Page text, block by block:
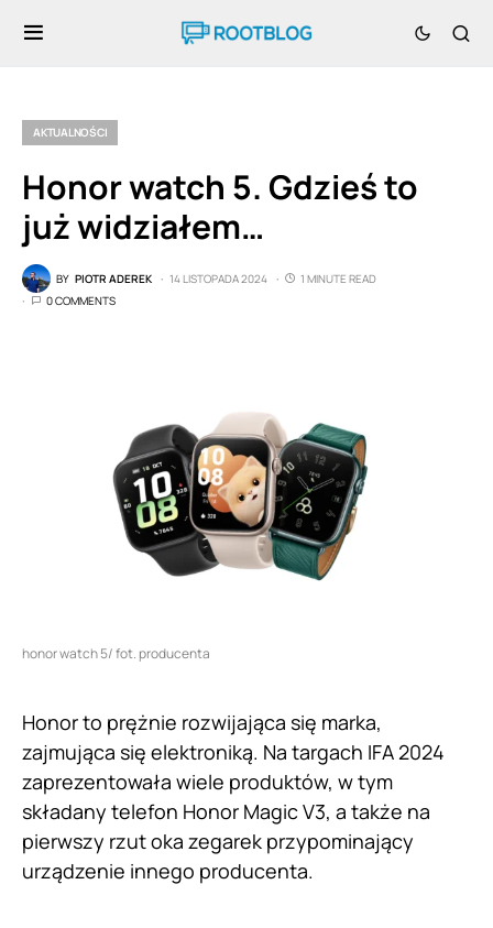
AKTUALNOŚCI
Honor watch 5. Gdzieś to
już widziałem…
BY PIOTR ADEREK 14 LISTOPADA 2024
1 MINUTE READ
0 COMMENTS
honor watch 5/ fot. producenta
Honor to prężnie rozwijająca się marka,
zajmująca się elektroniką. Na targach IFA 2024
zaprezentowała wiele produktów, w tym
składany telefon Honor Magic V3, a także na
pierwszy rzut oka zegarek przypominający
urządzenie innego producenta.